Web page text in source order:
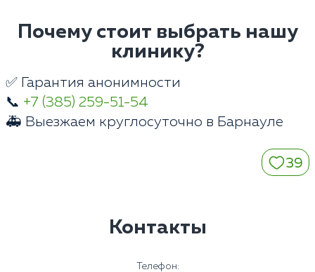
Почему стоит выбрать нашу
клинику?
✅ Гарантия анонимности
📞 +7 (385) 259-51-54
🚑 Выезжаем круглосуточно в Барнауле
39
Контакты
Телефон: